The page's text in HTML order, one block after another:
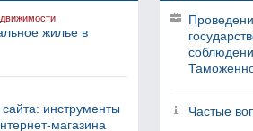
жилье в
инструменты
магазина
Частые